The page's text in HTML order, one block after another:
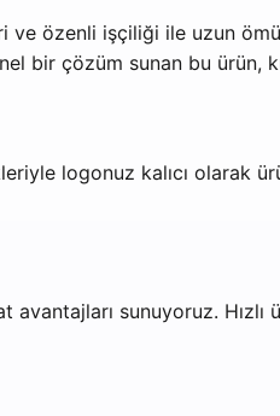
ve özenli işçiliği ile uzun
bir çözüm sunan bu ürün,
logonuz kalıcı olarak
sunuyoruz.